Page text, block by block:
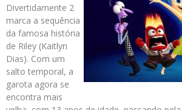
Divertidamente 2
marca a sequência
da famosa história
de Riley (Kaitlyn
Dias). Com um
salto temporal, a
garota agora se
encontra mais